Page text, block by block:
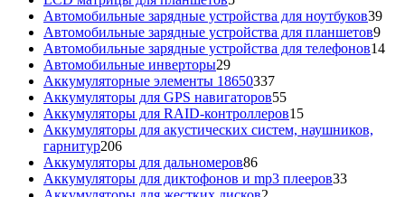
товаров
Автомобильные зарядные устройства для ноутбуков3939
Автомобильные зарядные устройства для планшетов99
Автомобильные зарядные устройства для телефонов1414
Автомобильные инверторы2929
товаров
Аккумуляторные элементы 18650337337
товаров
Аккумуляторы для GPS навигаторов5555
товаров
Аккумуляторы для RAID-контроллеров1515
товаров
Аккумуляторы для акустических систем, наушников,
гарнитур206206
товаров
Аккумуляторы для дальномеров8686
товаров
Аккумуляторы для диктофонов и mp3 плееров3333